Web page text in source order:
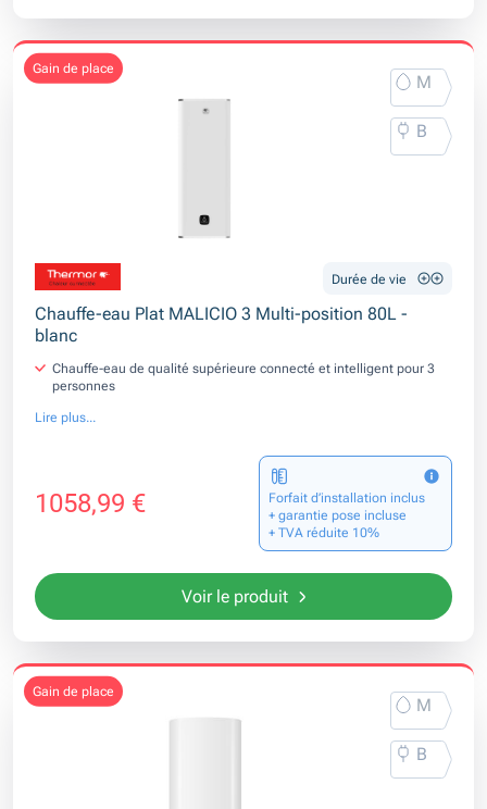
gain de place
M
B
Durée de vie
Chauffe-eau Plat MALICIO 3 Multi-position 80L -
blanc
Chauffe-eau de qualité supérieure connecté et intelligent pour 3
personnes
Lire plus...
1058,99 €
Forfait d’installation inclus
+ garantie pose incluse
+ TVA réduite 10%
Voir le produit
gain de place
M
B